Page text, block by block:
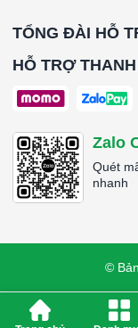
TỔNG ĐÀI HỖ
HỖ TRỢ
Zalo
Quét
nhanh
©